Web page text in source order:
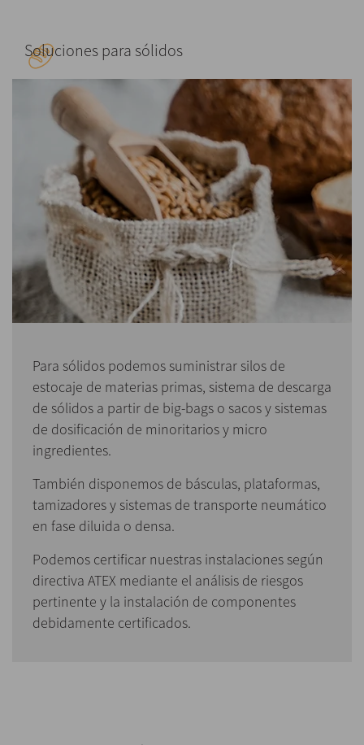
Soluciones para sólidos
Para sólidos podemos suministrar silos de
estocaje de materias primas, sistema de descarga
de sólidos a partir de big-bags o sacos y sistemas
de dosificación de minoritarios y micro
ingredientes.
También disponemos de básculas, plataformas,
tamizadores y sistemas de transporte neumático
en fase diluida o densa.
Podemos certificar nuestras instalaciones según
directiva ATEX mediante el análisis de riesgos
pertinente y la instalación de componentes
debidamente certificados.